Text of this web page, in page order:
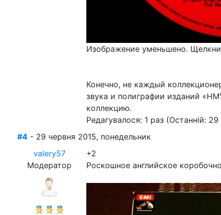
Изображение уменьшено.
Конечно, не каждый
звука и полиграфии изданий
коллекцию.
Редагувалося: 1 раз (Останній:
#4 - 29 червня 2015, понедельник
valery57
Модератор
+2
Роскошное английское